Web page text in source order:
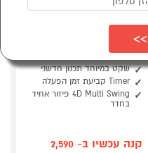
סמן להשוואה
מזגן עילי אינוורטר
TORNADO TOP-INV-210
X WIFI EU
שקט במיוחד תכנון חדשני
Timer קביעת זמן הפעלה
4D Multi Swing פיזור אחיד
בחדר
קנה עכשיו ב- 2,590